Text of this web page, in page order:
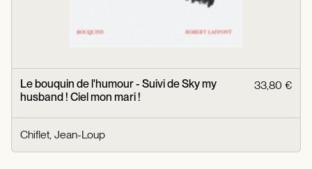
Le bouquin de l'humour - Suivi de Sky my
husband ! Ciel mon mari !
33,80 €
Chiflet, Jean-Loup